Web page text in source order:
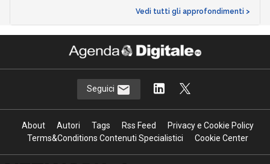
Vedi tutti gli approfondimenti >
Seguici
About Autori Tags Rss Feed
Privacy e Cookie Policy
Terms&Conditions Contenuti Specialistici
Cookie Center